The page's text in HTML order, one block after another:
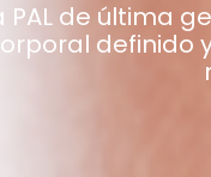
de última
definido